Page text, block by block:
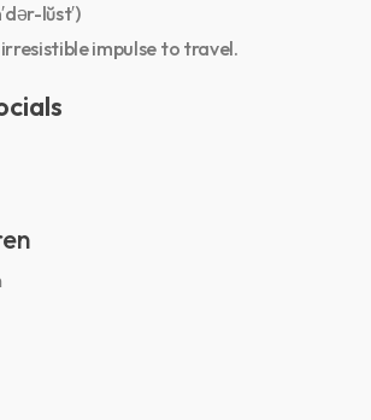
lŭst′)
impulse to travel.